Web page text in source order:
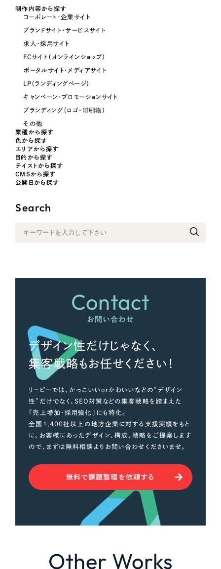
グリーン・緑色
ブルー・青色
パープル・紫色
ピンク・桃色
制作内容から探す
コーポレート・企業サイト
ブランドサイト・サービスサイト
求人・採用サイト
ECサイト（オンラインショップ）
ポータルサイト・メディアサイト
LP（ランディングページ）
キャンペーン・プロモーションサイト
ブランディング（ロゴ・印刷物）
その他
業種から探す
色から探す
エリアから探す
目的から探す
テイストから探す
CMSから探す
公開日から探す
Search
Contact
お問い合わせ
デザイン性だけじゃなく、
集客戦略もお任せください！
リーピーでは、かっこいいorかわいいなどの“デザイン
性”だけでなく、SEO対策などの集客戦略を踏まえた
「売上増加・採用強化」にも特化。
全国1,400社以上の地方企業に対する支援実績をもと
に、お客様にあったデザイン、構成、戦略をご提案します
ので、まずは無料相談よりお問い合わせくださいませ。
無料で課題整理を依頼する
Other Works